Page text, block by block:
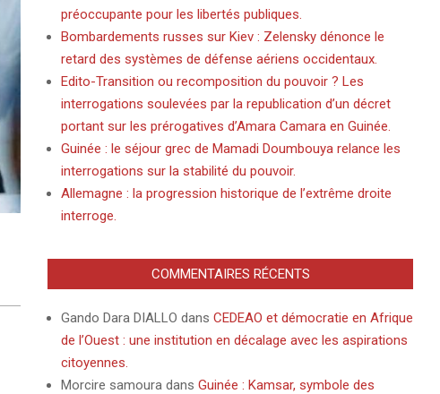
préoccupante pour les libertés publiques.
Bombardements russes sur Kiev : Zelensky dénonce le
retard des systèmes de défense aériens occidentaux.
Edito-Transition ou recomposition du pouvoir ? Les
interrogations soulevées par la republication d’un décret
portant sur les prérogatives d’Amara Camara en Guinée.
Guinée : le séjour grec de Mamadi Doumbouya relance les
interrogations sur la stabilité du pouvoir.
Allemagne : la progression historique de l’extrême droite
interroge.
COMMENTAIRES RÉCENTS
Gando Dara DIALLO dans CEDEAO et démocratie en Afrique
de l’Ouest : une institution en décalage avec les aspirations
citoyennes.
Morcire samoura dans Guinée : Kamsar, symbole des